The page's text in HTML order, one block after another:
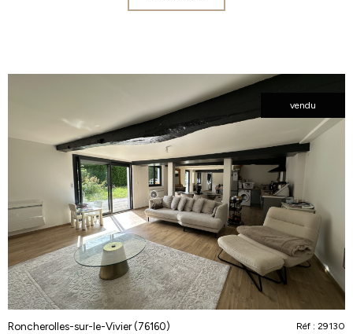
vendu
voir le
bien
Roncherolles-sur-le-Vivier (76160)
Réf : 29130